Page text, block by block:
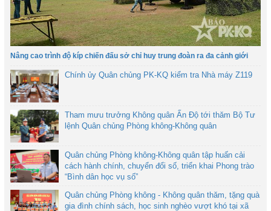
Nâng cao trình độ kíp chiến đấu sở chỉ huy trung đoàn ra đa cảnh giới
Chính ủy Quân chủng PK-KQ kiểm tra Nhà máy Z119
Tham mưu trưởng Không quân Ấn Độ tới thăm Bộ Tư
lệnh Quân chủng Phòng không-Không quân
Quân chủng Phòng không-Không quân tập huấn cải
cách hành chính, chuyển đổi số, triển khai Phong trào
“Bình dân học vụ số”
Quân chủng Phòng không - Không quân thăm, tặng quà
gia đình chính sách, học sinh nghèo vượt khó tại xã